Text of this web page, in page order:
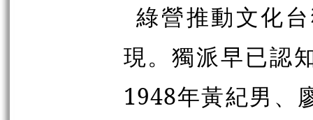
綠營推動文化
現。獨派早已認
1948年黃紀男、